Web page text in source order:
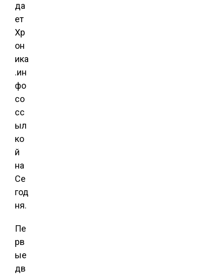
да
ет
Хр
он
ика
.ин
фо
со
сс
ыл
ко
й
на
Се
год
ня.
Пе
рв
ые
дв